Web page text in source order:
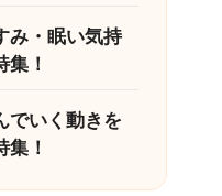
み・眠い気持
！
でいく動きを
！